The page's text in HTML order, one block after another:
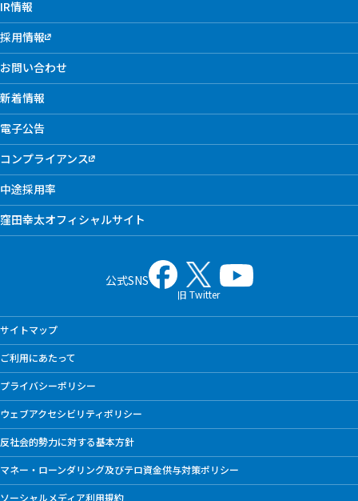
IR情報
採用情報
お問い合わせ
新着情報
電子公告
コンプライアンス
中途採用率
窪田幸太オフィシャルサイト
公式SNS
旧 Twitter
サイトマップ
ご利用にあたって
プライバシーポリシー
ウェブアクセシビリティポリシー
反社会的勢力に対する基本方針
マネー・ローンダリング及びテロ資金供与対策ポリシー
ソーシャルメディア利用規約